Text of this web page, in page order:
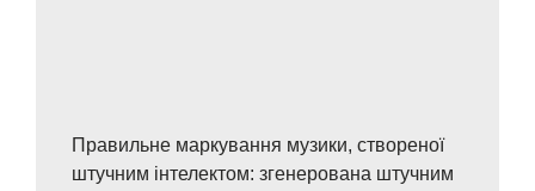
Правильне маркування музики, створеної
штучним інтелектом: згенерована штучним